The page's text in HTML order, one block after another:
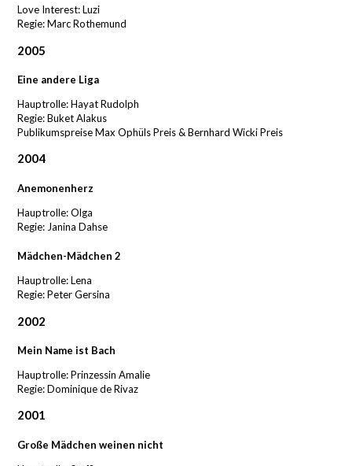
Love Interest: Luzi
Regie: Marc Rothemund
2005
Eine andere Liga
Hauptrolle: Hayat Rudolph
Regie: Buket Alakus
Publikumspreise Max Ophüls Preis & Bernhard Wicki Preis
2004
Anemonenherz
Hauptrolle: Olga
Regie: Janina Dahse
Mädchen-Mädchen 2
Hauptrolle: Lena
Regie: Peter Gersina
2002
Mein Name ist Bach
Hauptrolle: Prinzessin Amalie
Regie: Dominique de Rivaz
2001
Große Mädchen weinen nicht